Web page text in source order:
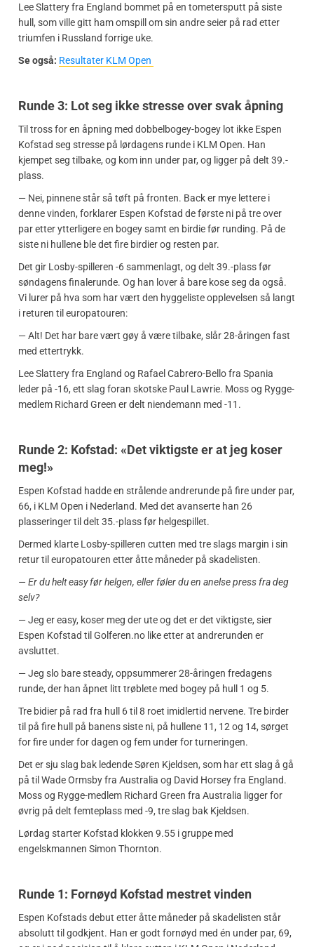
Lee Slattery fra England bommet på en tometersputt på siste
hull, som ville gitt ham omspill om sin andre seier på rad etter
triumfen i Russland forrige uke.
Se også: Resultater KLM Open
Runde 3: Lot seg ikke stresse over svak åpning
Til tross for en åpning med dobbelbogey-bogey lot ikke Espen
Kofstad seg stresse på lørdagens runde i KLM Open. Han
kjempet seg tilbake, og kom inn under par, og ligger på delt 39.-
plass.
— Nei, pinnene står så tøft på fronten. Back er mye lettere i
denne vinden, forklarer Espen Kofstad de første ni på tre over
par etter ytterligere en bogey samt en birdie før runding. På de
siste ni hullene ble det fire birdier og resten par.
Det gir Losby-spilleren -6 sammenlagt, og delt 39.-plass før
søndagens finalerunde. Og han lover å bare kose seg da også.
Vi lurer på hva som har vært den hyggeliste opplevelsen så langt
i returen til europatouren:
— Alt! Det har bare vært gøy å være tilbake, slår 28-åringen fast
med ettertrykk.
Lee Slattery fra England og Rafael Cabrero-Bello fra Spania
leder på -16, ett slag foran skotske Paul Lawrie. Moss og Rygge-
medlem Richard Green er delt niendemann med -11.
Runde 2: Kofstad: «Det viktigste er at jeg koser
meg!»
Espen Kofstad hadde en strålende andrerunde på fire under par,
66, i KLM Open i Nederland. Med det avanserte han 26
plasseringer til delt 35.-plass før helgespillet.
Dermed klarte Losby-spilleren cutten med tre slags margin i sin
retur til europatouren etter åtte måneder på skadelisten.
— Er du helt easy før helgen, eller føler du en anelse press fra deg
selv?
— Jeg er easy, koser meg der ute og det er det viktigste, sier
Espen Kofstad til Golferen.no like etter at andrerunden er
avsluttet.
— Jeg slo bare steady, oppsummerer 28-åringen fredagens
runde, der han åpnet litt trøblete med bogey på hull 1 og 5.
Tre bidier på rad fra hull 6 til 8 roet imidlertid nervene. Tre birder
til på fire hull på banens siste ni, på hullene 11, 12 og 14, sørget
for fire under for dagen og fem under for turneringen.
Det er sju slag bak ledende Søren Kjeldsen, som har ett slag å gå
på til Wade Ormsby fra Australia og David Horsey fra England.
Moss og Rygge-medlem Richard Green fra Australia ligger for
øvrig på delt femteplass med -9, tre slag bak Kjeldsen.
Lørdag starter Kofstad klokken 9.55 i gruppe med
engelskmannen Simon Thornton.
Runde 1: Fornøyd Kofstad mestret vinden
Espen Kofstads debut etter åtte måneder på skadelisten står
absolutt til godkjent. Han er godt fornøyd med én under par, 69,